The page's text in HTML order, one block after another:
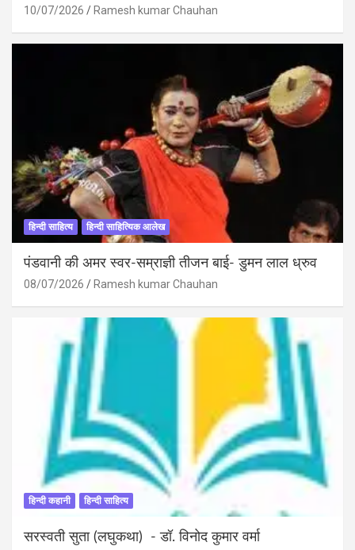
10/07/2026 Ramesh kumar Chauhan
हिन्दी साहित्य हिन्दी साहित्यिक आलेख
पंडवानी की अमर स्वर-सम्राज्ञी तीजन बाई- डुमन लाल ध्रुव
08/07/2026 Ramesh kumar Chauhan
हिन्दी कहानी हिन्दी साहित्य
सरस्वती सुता (लघुकथा) ​- डॉ. विनोद कुमार वर्मा